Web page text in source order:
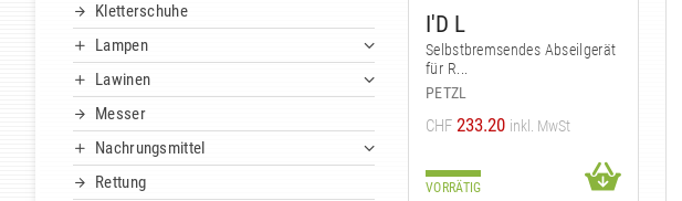
Kletterschuhe
Lampen
Lawinen
Messer
Nachrungsmittel
Rettung
I'D L
Selbstbremsendes Abseilgerät
für R...
PETZL
CHF 233.20 inkl. MwSt
VORRÄTIG